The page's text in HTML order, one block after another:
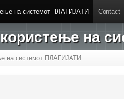
на системот ПЛАГИЈАТИ Contact
користење на
на системот ПЛАГИЈАТИ